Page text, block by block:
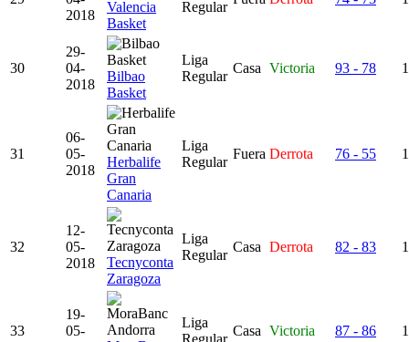
2018
Valencia
Basket
Regular
30
29-
04-
2018
Bilbao
Basket
Liga
Regular
Casa Victoria 93 - 78
31
06-
05-
2018
Herbalife
Gran
Canaria
Liga
Regular
Fuera Derrota 76 - 55
32
12-
05-
2018
Tecnyconta
Zaragoza
Liga
Regular
Casa Derrota 82 - 83
33
19-
05-
Liga
Regular
Casa Victoria 87 - 86